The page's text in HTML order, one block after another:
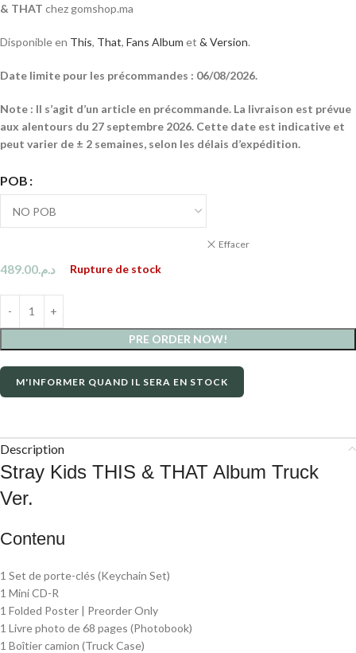
& THAT chez gomshop.ma
Disponible en This, That, Fans Album et & Version.
Date limite pour les précommandes : 06/08/2026.
Note : Il s’agit d’un article en précommande. La livraison est prévue
aux alentours du 27 septembre 2026. Cette date est indicative et
peut varier de ± 2 semaines, selon les délais d’expédition.
POB
Effacer
د.م.489.00 Rupture de stock
PRE ORDER NOW!
M'INFORMER QUAND IL SERA EN STOCK
Description
Stray Kids THIS & THAT Album Truck
Ver.
Contenu
1 Set de porte-clés (Keychain Set)
1 Mini CD-R
1 Folded Poster | Preorder Only
1 Livre photo de 68 pages (Photobook)
1 Boîtier camion (Truck Case)